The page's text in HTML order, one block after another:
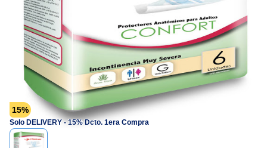
misma
página.
15%
Solo DELIVERY - 15% Dcto. 1era Compra